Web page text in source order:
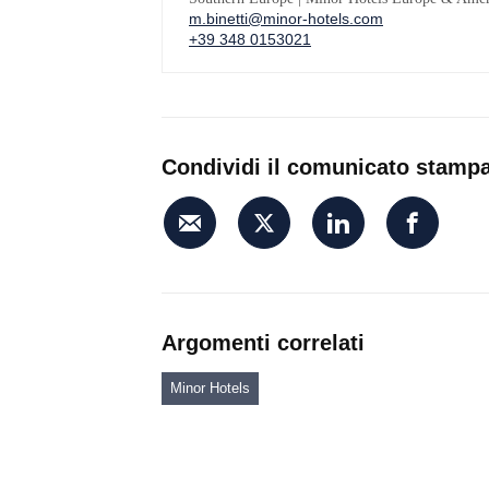
m.binetti@minor-hotels.com
+39 348 0153021
Condividi il comunicato
Argomenti correlati
Minor Hotels